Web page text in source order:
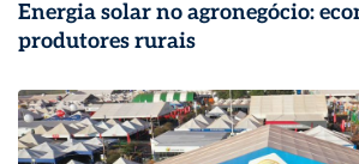
Energia solar no agronegócio:
produtores rurais